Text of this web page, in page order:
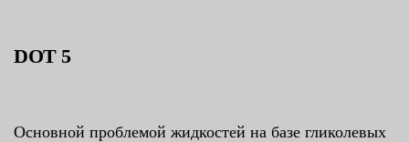
DOT 5
Основной проблемой жидкостей на базе гликолевых